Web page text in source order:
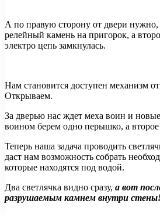
А по правую сторону от двери нужно,
релейный камень на пригорок, а
электро цепь замкнулась.
Нам становится доступен механизм
Открываем.
За дверью нас ждет меха воин и
воином берем одно перышко, а
Теперь наша задача проводить
даст нам возможность собрать
которые находятся под водой.
Два светлячка видно сразу, а вот
разрушаемым камнем внутри